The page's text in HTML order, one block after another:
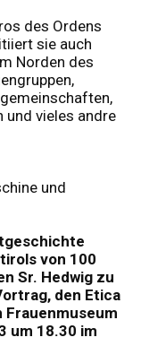
des Ordens
sie auch
Norden des
und vieles andre
und
von 100
Sr. Hedwig zu
den Etica
Frauenmuseum
um 18.30 im